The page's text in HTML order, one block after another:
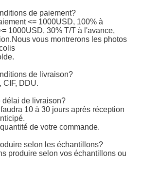
de paiement?
<= 1000USD, 100% à
1000USD, 30% T/T à l'avance,
Nous vous montrerons les photos
de livraison?
CIF, DDU.
délai de livraison?
10 à 30 jours après réception
de votre commande.
selon les échantillons?
produire selon vos échantillons ou